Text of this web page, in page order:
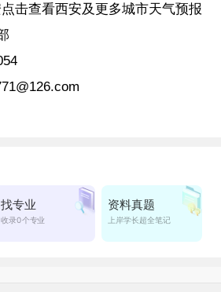
查看西安及更多城市天气预报